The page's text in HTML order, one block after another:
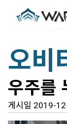
오비
우주를
게시일 2019-